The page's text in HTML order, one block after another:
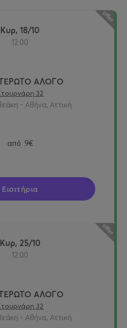
Κυρ, 18/10
12:00
ΑΛΟΓΟ
32
- Αθήνα, Αττική
από 9€
Εισιτήρια
Κυρ, 25/10
12:00
ΑΛΟΓΟ
32
- Αθήνα, Αττική